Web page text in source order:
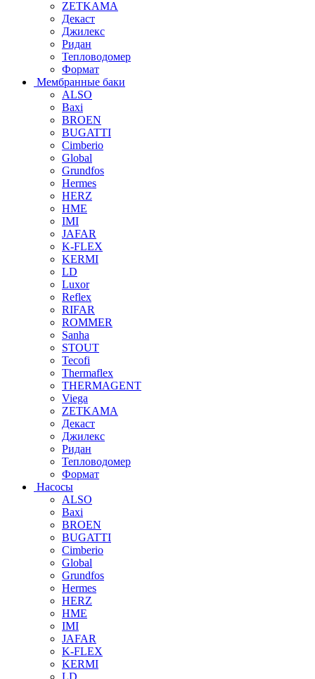
ZETKAMA
Декаст
Джилекс
Ридан
Тепловодомер
Формат
Мембранные баки
ALSO
Baxi
BROEN
BUGATTI
Cimberio
Global
Grundfos
Hermes
HERZ
HME
IMI
JAFAR
K-FLEX
KERMI
LD
Luxor
Reflex
RIFAR
ROMMER
Sanha
STOUT
Tecofi
Thermaflex
THERMAGENT
Viega
ZETKAMA
Декаст
Джилекс
Ридан
Тепловодомер
Формат
Насосы
ALSO
Baxi
BROEN
BUGATTI
Cimberio
Global
Grundfos
Hermes
HERZ
HME
IMI
JAFAR
K-FLEX
KERMI
LD